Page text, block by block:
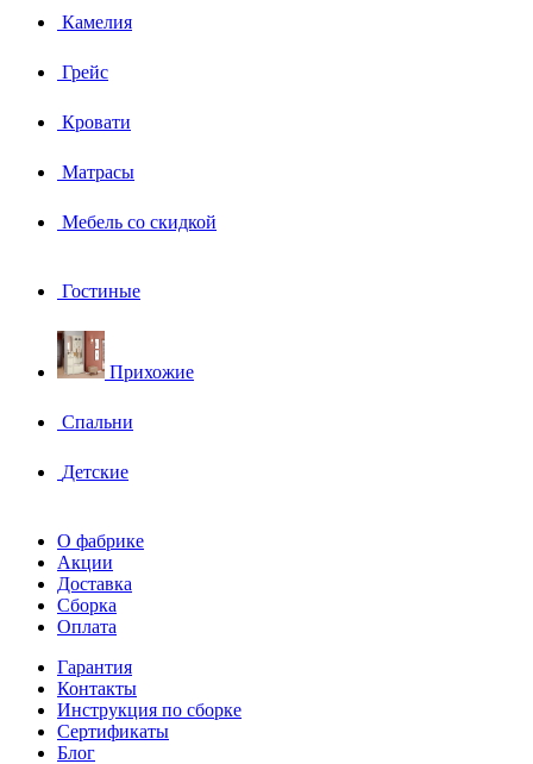
Камелия
Грейс
Кровати
Матрасы
Мебель со скидкой
Гостиные
Прихожие
Спальни
Детские
О фабрике
Акции
Доставка
Сборка
Оплата
Гарантия
Контакты
Инструкция по сборке
Сертификаты
Блог